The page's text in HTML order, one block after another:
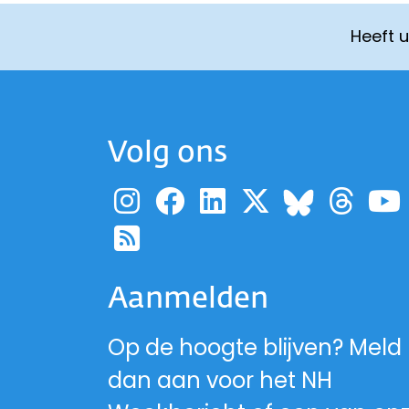
Heeft
Volg ons
Ga naar de
Ga naar de
Ga naar de
Ga naar
Ga
Ga naar de RSS-
Aanmelden
Op de hoogte blijven? Meld
dan aan voor het NH